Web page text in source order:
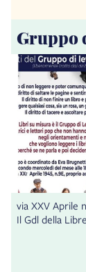
Gruppo
via XXV Aprile
Il Gdl della